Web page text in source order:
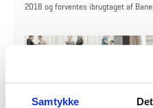
Samtykke
2018 og forventes ibrugtaget af